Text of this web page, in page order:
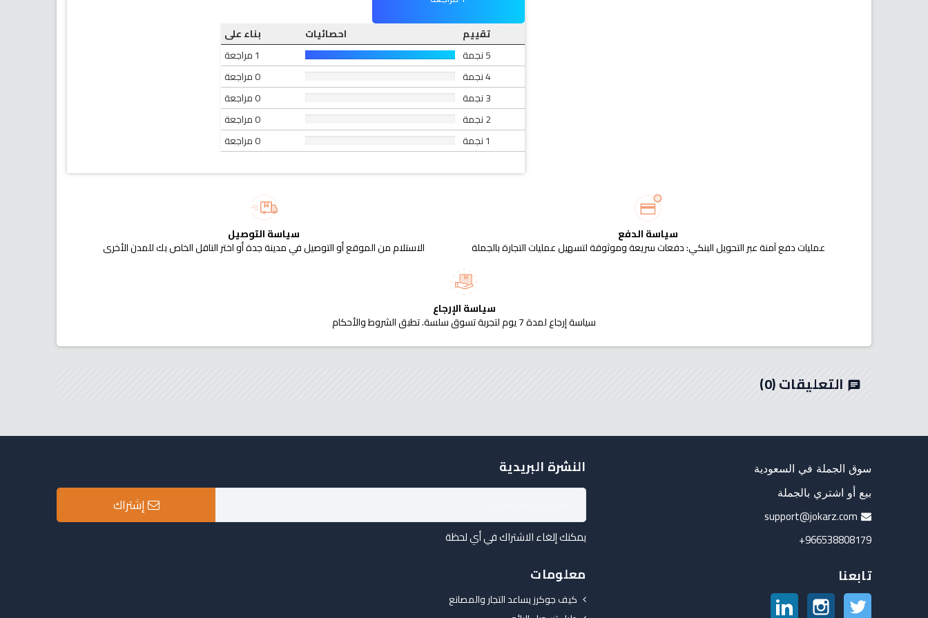
تقييم
احصائيات
بناء على
5 نجمة
1 مراجعة
4 نجمة
0 مراجعة
3 نجمة
0 مراجعة
2 نجمة
0 مراجعة
1 نجمة
0 مراجعة
سياسة الدفع
عمليات دفع آمنة عبر التحويل البنكي: دفعات سريعة وموثوقة لتسهيل عمليات التجارة بالجملة
سياسة التوصيل
الاستلام من الموقع أو التوصيل في مدينة جدة أو اختر الناقل الخاص بك للمدن الأخرى
سياسة الإرجاع
سياسة إرجاع لمدة 7 يوم لتجربة تسوق سلسة. تطبق الشروط والأحكام
chat التعليقات(0)
سوق الجملة في السعودية
بيع أو اشتري بالجملة
support@jokarz.com
966538808179+
تابعنا
تويتر انستغرام
النشرة البريدية
إشتراك
يمكنك إلغاء الاشتراك في أي لحظة
معلومات
كيف جوكرز يساعد التجار والمصانع